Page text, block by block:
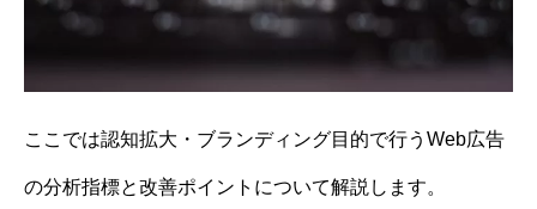
ここでは認知拡大・ブランディング目的で行うWeb広告
の分析指標と改善ポイントについて解説します。